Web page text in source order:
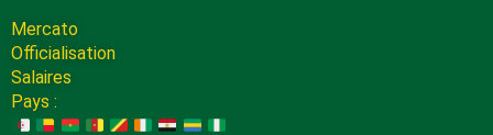
Mercato
Officialisation
Salaires
Pays :